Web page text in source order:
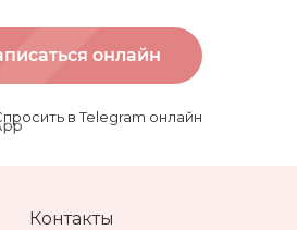
онлайн
в Telegram онлайн
Контакты